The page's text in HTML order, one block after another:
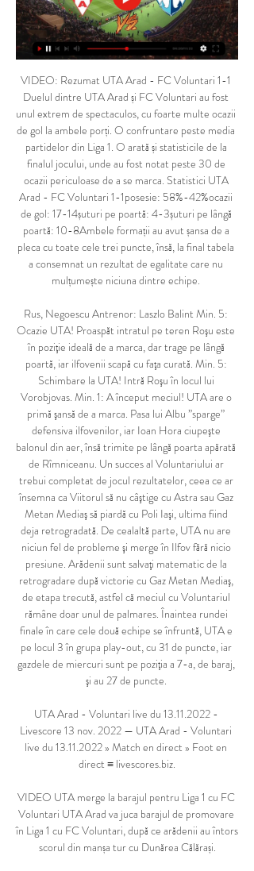
VIDEO: Rezumat UTA Arad - FC Voluntari 1-1
Duelul dintre UTA Arad și FC Voluntari au fost
unul extrem de spectaculos, cu foarte multe ocazii
de gol la ambele porți. O confruntare peste media
partidelor din Liga 1. O arată și statisticile de la
finalul jocului, unde au fost notat peste 30 de
ocazii periculoase de a se marca. Statistici UTA
Arad - FC Voluntari 1-1posesie: 58%-42%ocazii
de gol: 17-14șuturi pe poartă: 4-3șuturi pe lângă
poartă: 10-8Ambele formații au avut șansa de a
pleca cu toate cele trei puncte, însă, la final tabela
a consemnat un rezultat de egalitate care nu
mulțumește niciuna dintre echipe.
Rus, Negoescu Antrenor: Laszlo Balint Min. 5:
Ocazie UTA! Proaspăt intratul pe teren Roşu este
în poziţie ideală de a marca, dar trage pe lângă
poartă, iar ilfovenii scapă cu faţa curată. Min. 5:
Schimbare la UTA! Intră Roşu în locul lui
Vorobjovas. Min. 1: A început meciul! UTA are o
primă şansă de a marca. Pasa lui Albu ”sparge”
defensiva ilfovenilor, iar Ioan Hora ciupeşte
balonul din aer, însă trimite pe lângă poarta apărată
de Rîmniceanu. Un succes al Voluntariului ar
trebui completat de jocul rezultatelor, ceea ce ar
însemna ca Viitorul să nu câştige cu Astra sau Gaz
Metan Mediaş să piardă cu Poli Iaşi, ultima fiind
deja retrogradată. De cealaltă parte, UTA nu are
niciun fel de probleme şi merge în Ilfov fără nicio
presiune. Arădenii sunt salvaţi matematic de la
retrogradare după victorie cu Gaz Metan Mediaş,
de etapa trecută, astfel că meciul cu Voluntariul
rămâne doar unul de palmares. Înaintea rundei
finale în care cele două echipe se înfruntă, UTA e
pe locul 3 în grupa play-out, cu 31 de puncte, iar
gazdele de miercuri sunt pe poziţia a 7-a, de baraj,
şi au 27 de puncte.
UTA Arad - Voluntari live du 13.11.2022 -
Livescore 13 nov. 2022 — UTA Arad - Voluntari
live du 13.11.2022 » Match en direct » Foot en
direct ≡ livescores.biz.
VIDEO UTA merge la barajul pentru Liga 1 cu FC
Voluntari UTA Arad va juca barajul de promovare
în Liga 1 cu FC Voluntari, după ce arădenii au întors
scorul din manșa tur cu Dunărea Călărași.